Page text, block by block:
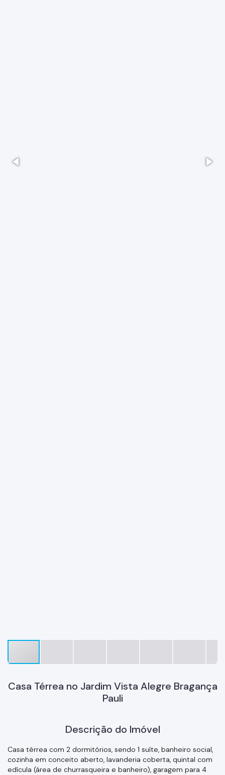
Casa Térrea no Jardim Vista Alegre Bragança
Pauli
Descrição do Imóvel
Casa térrea com 2 dormitórios, sendo 1 suíte, banheiro social,
cozinha em conceito aberto, lavanderia coberta, quintal com
edícula (área de churrasqueira e banheiro), garagem para 4